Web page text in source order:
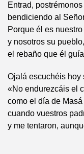
Entrad,
bendiciendo al
Porque él es
y nosotros su pueblo,
el rebaño que él
Ojalá escuchéis hoy
«No endurezcáis el
como el día de
cuando vuestros
y me tentaron,